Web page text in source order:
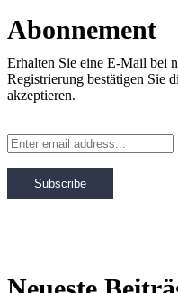
Abonnement
Erhalten Sie eine E-Mail bei
Registrierung bestätigen Sie
akzeptieren.